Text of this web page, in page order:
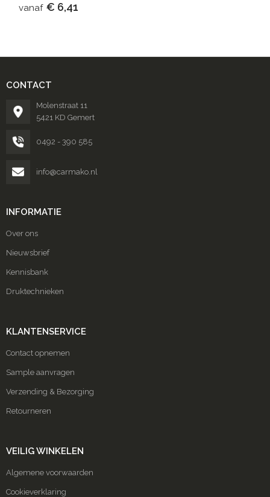
vanaf € 6,41
CONTACT
Molenstraat 11
5421 KD Gemert
0492 - 390 585
info@carmako.nl
INFORMATIE
Over ons
Nieuwsbrief
Kennisbank
Druktechnieken
KLANTENSERVICE
Contact opnemen
Sample aanvragen
Verzending & Bezorging
Retourneren
VEILIG WINKELEN
Algemene voorwaarden
Cookieverklaring